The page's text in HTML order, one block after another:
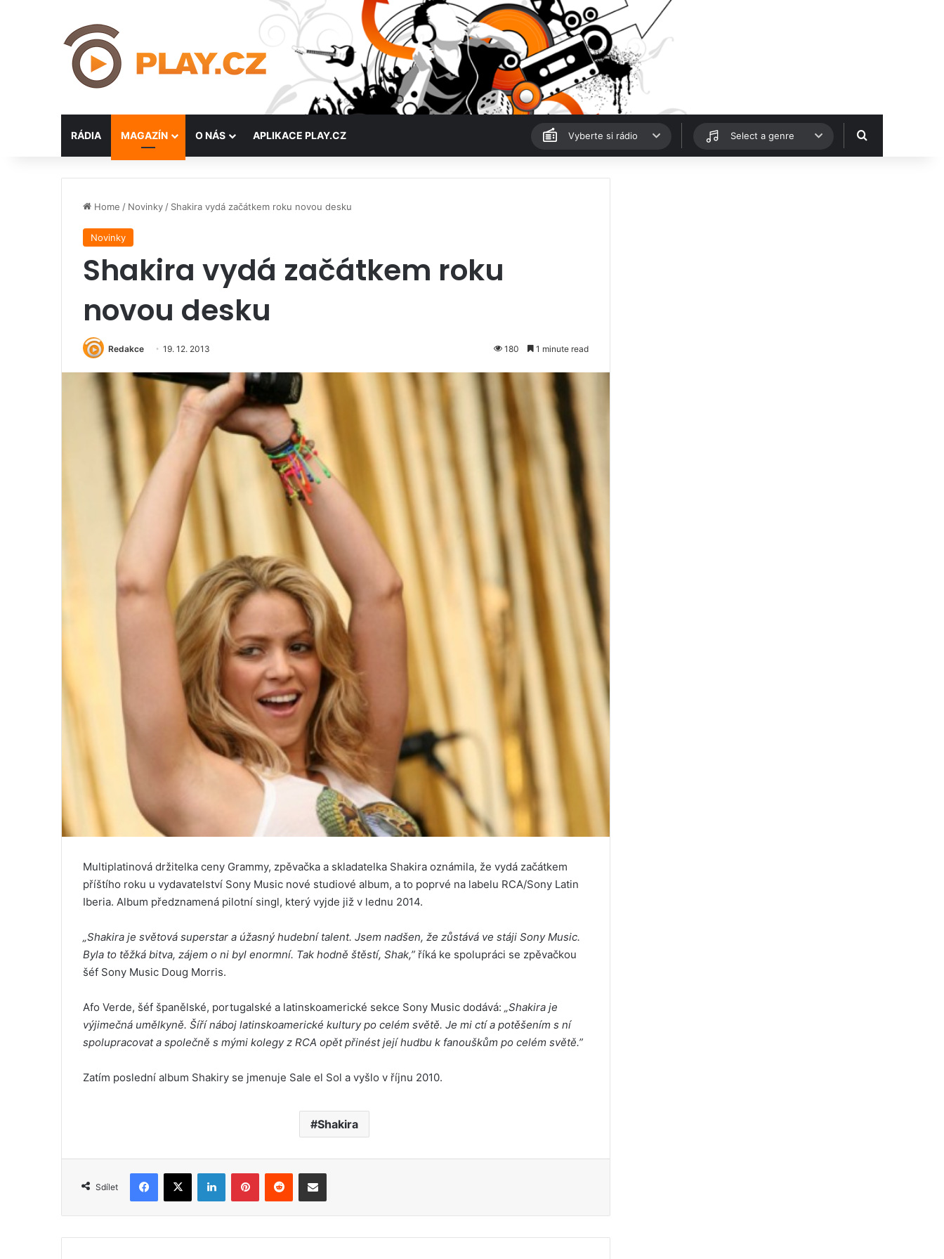
RÁDIA MAGAZÍN O NÁS APLIKACE PLAY.CZ Vyberte si rádio Select a genre Hledat
Home / Novinky / Shakira vydá začátkem roku novou desku
Novinky
Shakira vydá začátkem roku
novou desku
Redakce 19. 12. 2013 180 1 minute read
Multiplatinová držitelka ceny Grammy, zpěvačka a skladatelka Shakira oznámila, že vydá začátkem
příštího roku u vydavatelství Sony Music nové studiové album, a to poprvé na labelu RCA/Sony Latin
Iberia. Album předznamená pilotní singl, který vyjde již v lednu 2014.
„Shakira je světová superstar a úžasný hudební talent. Jsem nadšen, že zůstává ve stáji Sony Music.
Byla to těžká bitva, zájem o ni byl enormní. Tak hodně štěstí, Shak,” říká ke spolupráci se zpěvačkou
šéf Sony Music Doug Morris.
Afo Verde, šéf španělské, portugalské a latinskoamerické sekce Sony Music dodává: „Shakira je
výjimečná umělkyně. Šíří náboj latinskoamerické kultury po celém světě. Je mi ctí a potěšením s ní
spolupracovat a společně s mými kolegy z RCA opět přinést její hudbu k fanouškům po celém světě.”
Zatím poslední album Shakiry se jmenuje Sale el Sol a vyšlo v říjnu 2010.
Shakira
Sdílet